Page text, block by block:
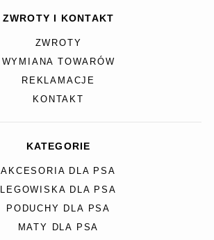
ZWROTY I KONTAKT
ZWROTY
WYMIANA TOWARÓW
REKLAMACJE
KONTAKT
KATEGORIE
AKCESORIA DLA PSA
LEGOWISKA DLA PSA
PODUCHY DLA PSA
MATY DLA PSA